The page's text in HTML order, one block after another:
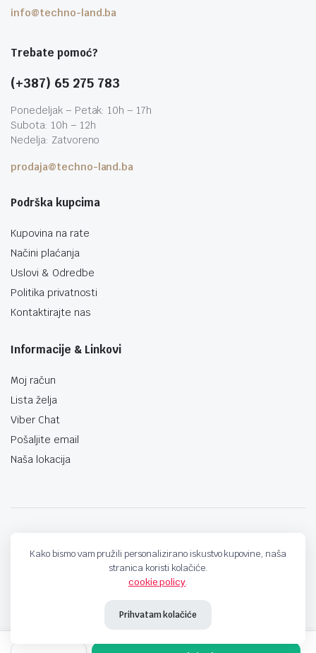
info@techno-land.ba
Trebate pomoć?
(+387) 65 275 783
Ponedeljak – Petak: 10h – 17h
Subota: 10h – 12h
Nedelja: Zatvoreno
prodaja@techno-land.ba
Podrška kupcima
Kupovina na rate
Načini plaćanja
Uslovi & Odredbe
Politika privatnosti
Kontaktirajte nas
Informacije & Linkovi
Moj račun
Lista želja
Viber Chat
Pošaljite email
Naša lokacija
Kako bismo vam pružili personalizirano iskustvo kupovine, naša
stranica koristi kolačiće.
cookie policy.
Prihvatam kolačiće